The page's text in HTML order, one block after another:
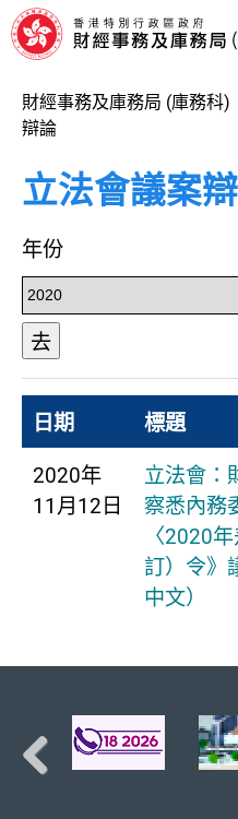
財經事務及庫務局 (庫務科)
辯論
立法會議案
年份
去
日期 標題
2020年
11月12日
立法會：
察悉內務
〈2020
訂）令》
中文）